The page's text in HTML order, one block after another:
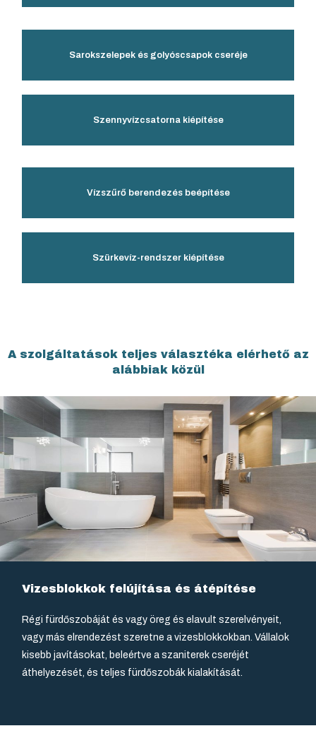
Sarokszelepek és golyóscsapok cseréje​
Szennyvízcsatorna kiépítése​
Vízszűrő berendezés beépítése​
Szürkevíz-rendszer kiépítése​
A szolgáltatások teljes választéka elérhető az
alábbiak közül
Vizesblokkok felújítása és átépítése
Régi fürdőszobáját és vagy öreg és elavult szerelvényeit,
vagy más elrendezést szeretne a vizesblokkokban. Vállalok
kisebb javításokat, beleértve a szaniterek cseréjét
áthelyezését, és teljes fürdőszobák kialakítását.